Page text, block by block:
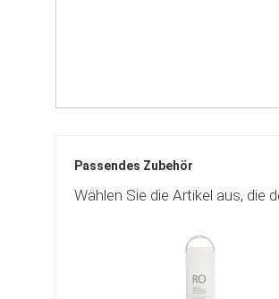
Passendes Zubehör
Wählen Sie die Artikel aus, die